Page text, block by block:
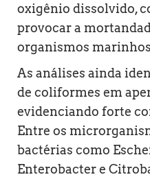
oxigênio dissolvido,
provocar a
organismos
As análises ainda
de coliformes em
evidenciando forte
Entre os
bactérias como
Enterobacter e